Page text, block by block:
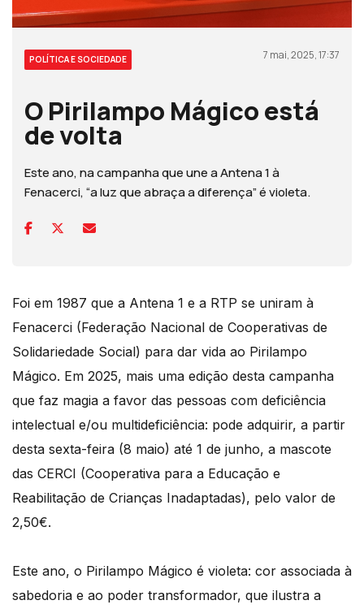
POLÍTICA E SOCIEDADE 7 mai, 2025, 17:37
O Pirilampo Mágico está
de volta
Este ano, na campanha que une a Antena 1 à
Fenacerci, “a luz que abraça a diferença” é violeta.
Foi em 1987 que a Antena 1 e a RTP se uniram à
Fenacerci (Federação Nacional de Cooperativas de
Solidariedade Social) para dar vida ao Pirilampo
Mágico. Em 2025, mais uma edição desta campanha
que faz magia a favor das pessoas com deficiência
intelectual e/ou multideficiência: pode adquirir, a partir
desta sexta-feira (8 maio) até 1 de junho, a mascote
das CERCI (Cooperativa para a Educação e
Reabilitação de Crianças Inadaptadas), pelo valor de
2,50€.
Este ano, o Pirilampo Mágico é violeta: cor associada à
sabedoria e ao poder transformador, que ilustra a